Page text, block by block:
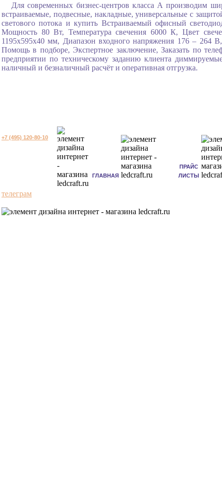
Для современных бизнес-центров класса А производим
встраиваемые, подвесные, накладные, универсальные с
светового потока и купить Встраиваемый офисный
Мощность 80 Вт, Температура свечения 6000 К, Цвет
1195x595x40 мм, Диапазон входного напряжения 176 – 264
Помощь в подборе, Экспертное заключение, Заказать по
предприятии по техническому заданию клиента
наличный и безналичный расчёт и оперативная отгрузка.
+7 (495) 120-80-10
ГЛАВНАЯ
ПРАЙС
ЛИСТЫ
телеграм